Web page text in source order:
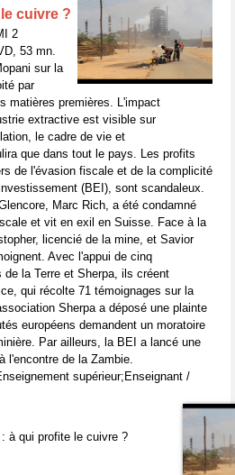
cuivre ?
2
53 mn.
sur la
par
matières premières. L'impact
extractive est visible sur
le cadre de vie et
que dans tout le pays. Les profits
de l'évasion fiscale et de la complicité
(BEI), sont scandaleux.
Marc Rich, a été condamné
et vit en exil en Suisse. Face à la
licencié de la mine, et Savior
Avec l'appui de cinq
la Terre et Sherpa, ils créent
qui récolte 71 témoignages sur la
Sherpa a déposé une plainte
européens demandent un moratoire
Par ailleurs, la BEI a lancé une
l'encontre de la Zambie.
supérieur;Enseignant /
à qui profite le cuivre ?